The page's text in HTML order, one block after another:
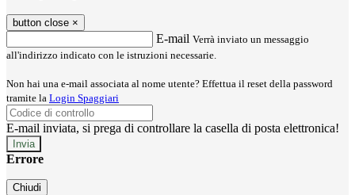
button close ×
E-mail Verrà inviato un messaggio
all'indirizzo indicato con le istruzioni necessarie.
Non hai una e-mail associata al nome utente? Effettua il reset della password
tramite la Login Spaggiari
E-mail inviata, si prega di controllare la casella di posta elettronica!
Errore
Chiudi